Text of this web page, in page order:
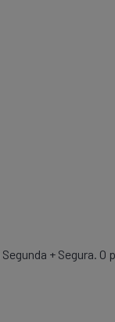
+ Segura.